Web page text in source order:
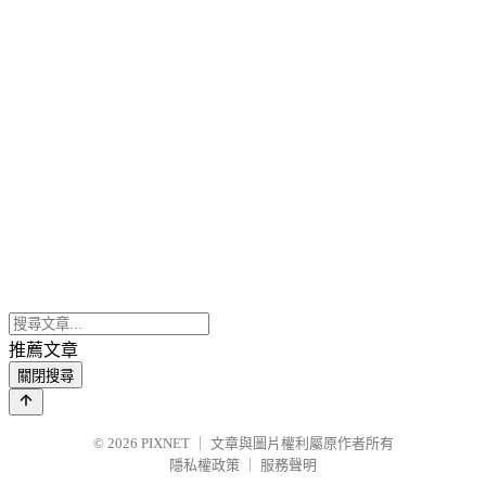
推薦文章
關閉搜尋
© 2026 PIXNET
文章與圖片權利屬原作者所有
隱私權政策
服務聲明